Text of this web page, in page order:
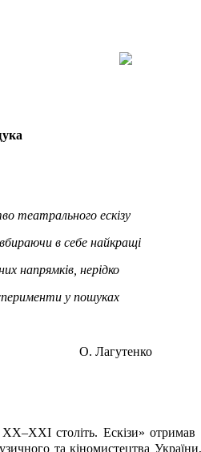
театрального ескізу
в себе найкращі
напрямків, нерідко
у пошуках
О. Лагутенко
століть. Ескізи» отримав
та кіномистецтва